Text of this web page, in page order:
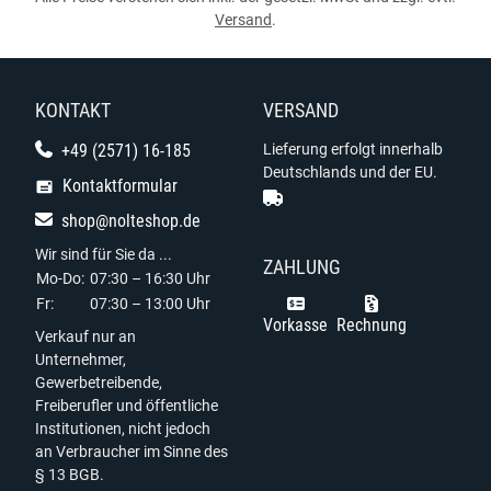
Versand.
KONTAKT
+49 (2571) 16-185
Kontaktformular
shop@nolteshop.de
Wir sind für Sie da ...
Mo-Do: 07:30 – 16:30 Uhr
Fr:
07:30 – 13:00 Uhr
Verkauf nur an
Unternehmer,
Gewerbetreibende,
Freiberufler und öffentliche
Institutionen, nicht jedoch
an Verbraucher im Sinne des
§ 13 BGB.
VERSAND
Lieferung erfolgt innerhalb
Deutschlands und der EU.
ZAHLUNG
Vorkasse Rechnung